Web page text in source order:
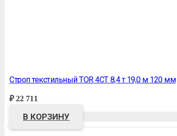
Строп текстильный TOR 4СТ 8,4 т 19,0 м 120 мм
₽22 711
В КОРЗИНУ